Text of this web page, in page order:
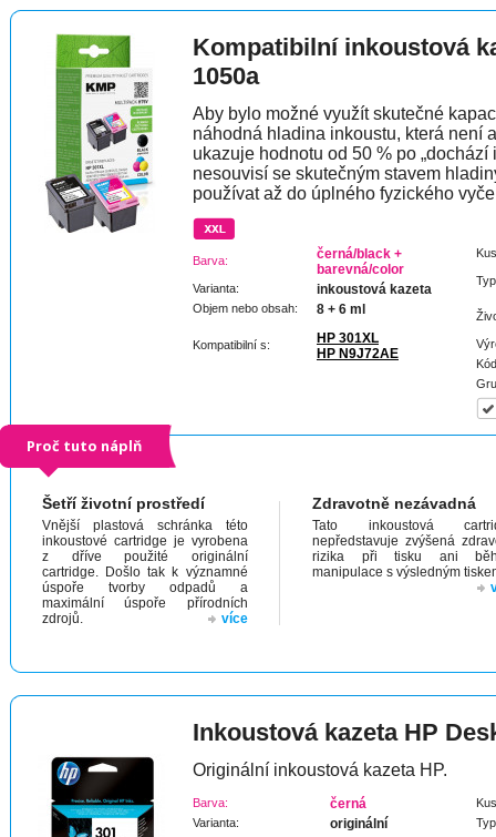
Kompatibilní inkoustová
1050a
Aby bylo možné využít skutečné
náhodná hladina inkoustu, která není
ukazuje hodnotu od 50 % po
nesouvisí se skutečným stavem
používat až do úplného fyzického
Barva:
černá/black +
barevná/color
Varianta: inkoustová kazeta
Objem nebo obsah: 8 + 6 ml
Kompatibilní s:
HP 301XL
HP N9J72AE
Proč tuto náplň
Šetří životní prostředí
Vnější plastová schránka této
inkoustové cartridge je vyrobena
z dříve použité originální
cartridge. Došlo tak k významné
úspoře tvorby odpadů a
maximální úspoře přírodních
zdrojů.
více
Zdravotně nezávadná
Tato inkoustová
nepředstavuje zvýšená
rizika při tisku ani
manipulace s výsledným
Inkoustová kazeta HP
Originální inkoustová kazeta HP.
Barva: černá
Varianta: originální